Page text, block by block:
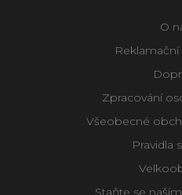
O
Zpracování
Všeobecné
Pravidla
Staňte se